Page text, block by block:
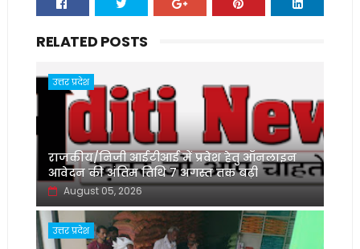
RELATED POSTS
उत्तर प्रदेश
राजकीय/निजी आईटीआई में प्रवेश हेतु ऑनलाइन
आवेदन की अंतिम तिथि 7 अगस्त तक बढ़ी
August 05, 2026
उत्तर प्रदेश